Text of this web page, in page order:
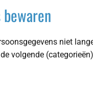
niet
volgende